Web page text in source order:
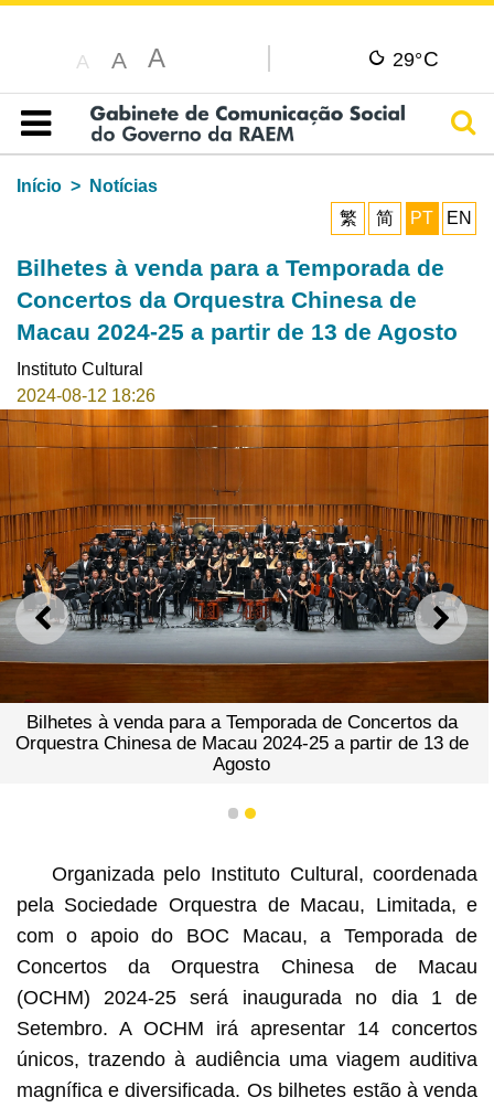
A A A 29°C
Índice
Início
Notícias
繁
简 PT EN
Bilhetes à venda para a Temporada de
Concertos da Orquestra Chinesa de
Macau 2024-25 a partir de 13 de Agosto
Instituto Cultural
2024-08-12 18:26
ANTERIOR
Bilhetes à venda para a Temporada de Concertos da
Orquestra Chinesa de Macau 2024-25 a partir de 13 de
Agosto
1 2
Organizada pelo Instituto Cultural, coordenada
pela Sociedade Orquestra de Macau, Limitada, e
com o apoio do BOC Macau, a Temporada de
Concertos da Orquestra Chinesa de Macau
(OCHM) 2024-25 será inaugurada no dia 1 de
Setembro. A OCHM irá apresentar 14 concertos
únicos, trazendo à audiência uma viagem auditiva
magnífica e diversificada. Os bilhetes estão à venda